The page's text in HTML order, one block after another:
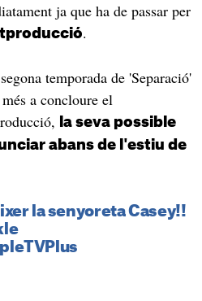
ja que ha de passar per
.
temporada de 'Separació'
a concloure el
la seva possible
abans de l'estiu de
la senyoreta Casey!!